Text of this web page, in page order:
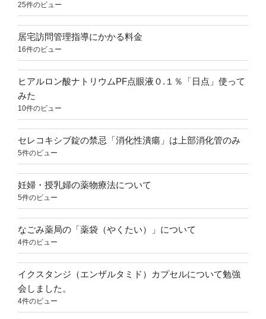
25件のビュー
居宅訪問管理指導にかかる料金
16件のビュー
ヒアルロン酸ナトリウムPF点眼液０.１％「日点」使って
みた
10件のビュー
セレコキシブ錠の禁忌「消化性潰瘍」は上部消化管のみ
5件のビュー
妊婦・授乳婦の薬物療法について
5件のビュー
なごみ薬局の「薬袋（やくたい）」について
4件のビュー
イクスタンジ（エンザルタミド）カプセルについて勉強
会しました。
4件のビュー